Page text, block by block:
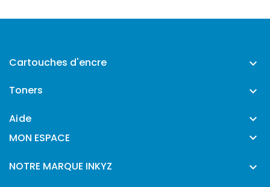
Cartouches d'encre 
Toners 
Aide 
MON ESPACE 
NOTRE MARQUE INKYZ 